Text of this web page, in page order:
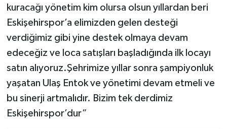
kuracağı yönetim kim olursa olsun yıllardan beri
Eskişehirspor’a elimizden gelen desteği
verdiğimiz gibi yine destek olmaya devam
edeceğiz ve loca satışları başladığında ilk locayı
satın alıyoruz.Şehrimize yıllar sonra şampiyonluk
yaşatan Ulaş Entok ve yönetimi devam etmeli ve
bu sinerji artmalıdır. Bizim tek derdimiz
Eskişehirspor’dur”